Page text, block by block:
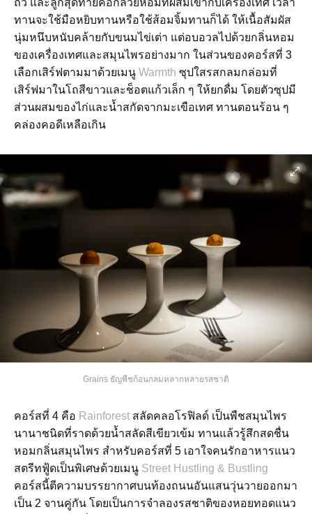
ทานจะใช้มือหยิบทานหรือใช้ส้อมจิ้มทานก็ได้ ให้เนื้อสัมผัส
นุ่มหนึบหนับคล้ายกับขนมไข่เต่า แต่อบอวลไปด้วยกลิ่นหอม
ของเครื่องเทศและสมุนไพรอย่างมาก ในส่วนของคอร์สที่ 3
เลือกเสิร์ฟตามมาด้วยเมนู Warmth ซุปใสรสกลมกล่อมที่
เสิร์ฟมาในโถสีขาวและช็อตแก้วเล็ก ๆ ให้ยกดื่ม โดยตัวซุปมี
ส่วนผสมของไก่และน้ำสกัดจากมะเขือเทศ ทานตอนร้อน ๆ
คล่องคอดีเหลือเกิน
Grains ธัญพืชก้อนกลมหลากหลายรสชาติ
คอร์สที่ 4 คือ Rainforest สลัดคลอโรฟิลด์ เป็นพืชสมุนไพร
นานาชนิดที่ราดด้วยน้ำสลัดสีเขียวเข้ม ทานแล้วรู้สึกสดชื่น
หอมกลิ่นสมุนไพร สำหรับคอร์สที่ 5 เอาใจคนรักอาหารแนว
สตรีทฟู้ดเป็นพิเศษด้วยเมนู Street Hustling & Bustling
คอร์สนี้ตีความบรรยากาศบนท้องถนนอันแสนวุ่นวายออกมา
เป็น 2 จานคู่กัน โดยเป็นการจำลองรสชาติของหอยทอดแนว